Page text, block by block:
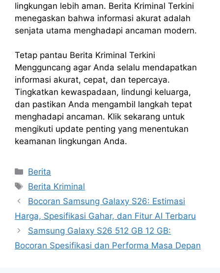
lingkungan lebih aman. Berita Kriminal Terkini
menegaskan bahwa informasi akurat adalah
senjata utama menghadapi ancaman modern.
Tetap pantau Berita Kriminal Terkini
Mengguncang agar Anda selalu mendapatkan
informasi akurat, cepat, dan tepercaya.
Tingkatkan kewaspadaan, lindungi keluarga,
dan pastikan Anda mengambil langkah tepat
menghadapi ancaman. Klik sekarang untuk
mengikuti update penting yang menentukan
keamanan lingkungan Anda.
Kategori
Berita
Tag
Berita Kriminal
Bocoran Samsung Galaxy S26: Estimasi
Harga, Spesifikasi Gahar, dan Fitur AI Terbaru
Samsung Galaxy S26 512 GB 12 GB:
Bocoran Spesifikasi dan Performa Masa Depan